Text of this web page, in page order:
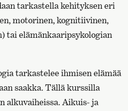
tarkastella kehityksen eri
motorinen, kognitiivinen,
tai elämänkaaripsykologian
tarkastelee ihmisen elämää
saakka. Tällä kurssilla
alkuvaiheissa. Aikuis- ja